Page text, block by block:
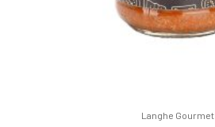
Langhe Gourmet